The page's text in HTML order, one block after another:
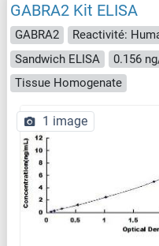
GABRA2 Kit ELISA
GABRA2 Reactivité:
Sandwich ELISA
0.156
Tissue Homogenate
1 image